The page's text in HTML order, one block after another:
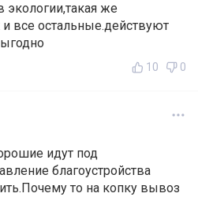
экологии,такая же
все остальные.действуют
10 0
идут под
благоустройства
то на копку вывоз